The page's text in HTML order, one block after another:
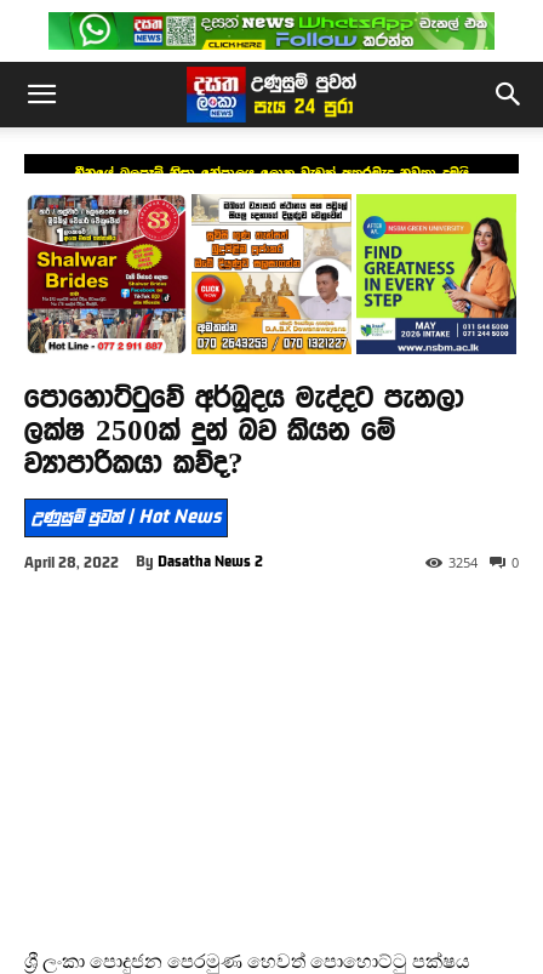
චීනයේ බලපෑම් නිසා නේපාලය ලොකු වැඩක් අතරමැද නවතා දමයි
පොහොට්ටුවේ අර්බූදය මැද්දට පැනලා
ලක්ෂ 2500ක් දුන් බව කියන මේ
ව්‍යාපාරිකයා කව්ද?
උණුසුම් පුවත් | Hot News
April 28, 2022 By Dasatha News 2 0
3254
ශ්‍රී ලංකා ‌පොදුජන පෙරමුණ හෙවත් පොහොට්ටු පක්ෂය